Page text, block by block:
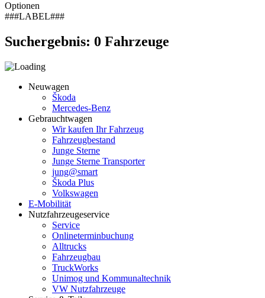
Optionen
###LABEL###
Suchergebnis: 0 Fahrzeuge
Neuwagen
Škoda
Mercedes-Benz
Gebrauchtwagen
Wir kaufen Ihr Fahrzeug
Fahrzeugbestand
Junge Sterne
Junge Sterne Transporter
jung@smart
Škoda Plus
Volkswagen
E-Mobilität
Nutzfahrzeugeservice
Service
Onlineterminbuchung
Alltrucks
Fahrzeugbau
TruckWorks
Unimog und Kommunaltechnik
VW Nutzfahrzeuge